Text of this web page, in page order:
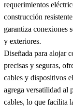
requerimientos
construcción
garantiza conexiones
y exteriores.
Diseñada para alojar
precisas y seguras,
cables y dispositivos
agrega versatilidad al
cables, lo que facilita